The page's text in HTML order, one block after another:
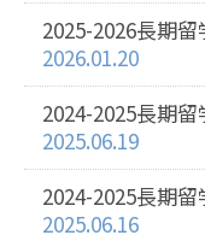
2025-2026長期留
2026.01.20
2024-2025長期留
2025.06.19
2024-2025長期留
2025.06.16